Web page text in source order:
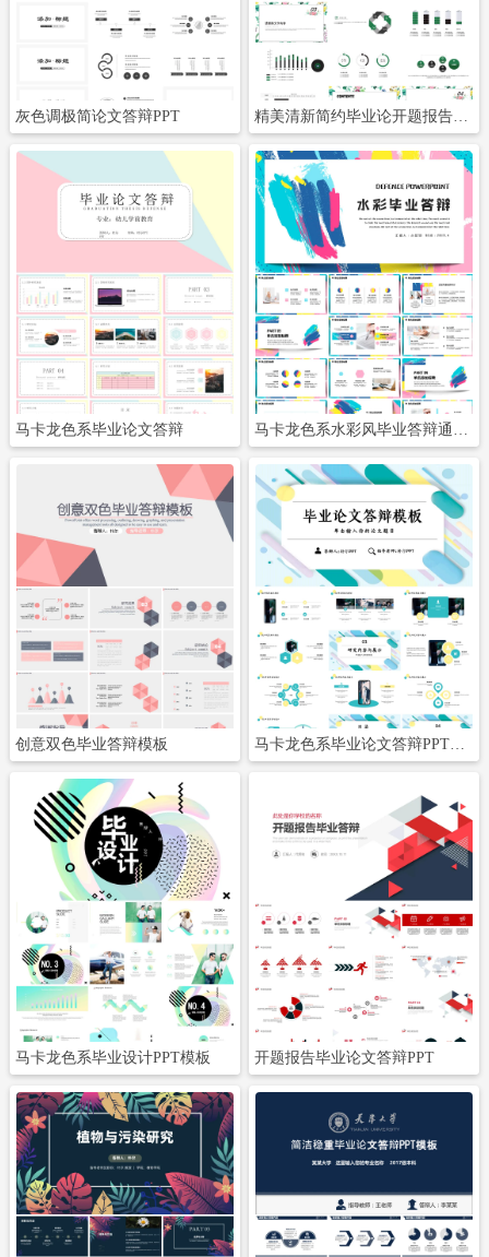
灰色调极简论文答辩PPT
马卡龙色系毕业论文答辩
立即下载
马卡龙色系水彩风毕业答辩通用模板
立即下载
创意双色毕业答辩模板
立即下载
立即下载
马卡龙色系毕业设计PPT模板
立即下载
开题报告毕业论文答辩PPT
立即下载 立即下载